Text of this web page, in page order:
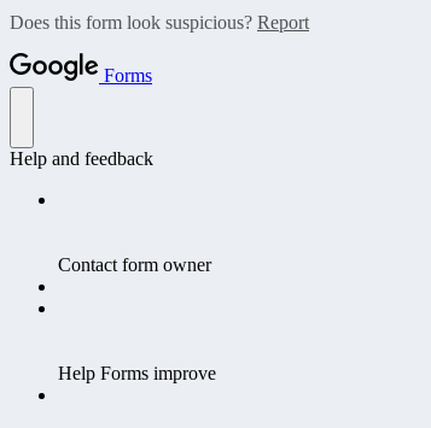
Does this form look suspicious? Report
Forms
Help and feedback
Contact form owner
Help Forms improve